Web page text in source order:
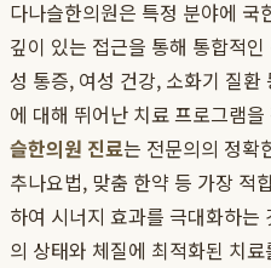
다나슬한의원은 특정 분야에
깊이 있는 접근을 통해 통합적
성 통증, 여성 건강, 소화기 질
에 대해 뛰어난 치료 프로그램
슬한의원 진료는 전문의의 정확
추나요법, 맞춤 한약 등 가장 적
하여 시너지 효과를 극대화하는
의 상태와 체질에 최적화된 치